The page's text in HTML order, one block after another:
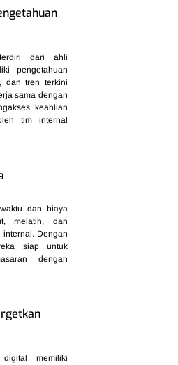
dari ahli
pengetahuan
dan tren terkini
sama dengan
keahlian
tim internal
dan biaya
melatih, dan
internal. Dengan
siap untuk
dengan
memiliki